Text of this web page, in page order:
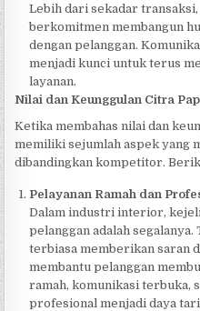
Lebih dari sekadar
berkomitmen membangun
dengan pelanggan.
menjadi kunci untuk terus
layanan.
Nilai dan Keunggulan Citra
Ketika membahas nilai dan
memiliki sejumlah aspek yang
dibandingkan kompetitor.
Pelayanan Ramah dan
Dalam industri interior,
pelanggan adalah
terbiasa memberikan saran
membantu pelanggan
ramah, komunikasi terbuka,
profesional menjadi daya